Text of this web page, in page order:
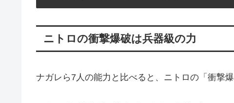
ニトロの衝撃爆破は兵器級の力
ナガレら7人の能力と比べると、ニトロの「衝撃